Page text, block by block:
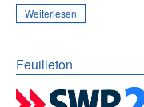
Weiterlesen
Feuilleton